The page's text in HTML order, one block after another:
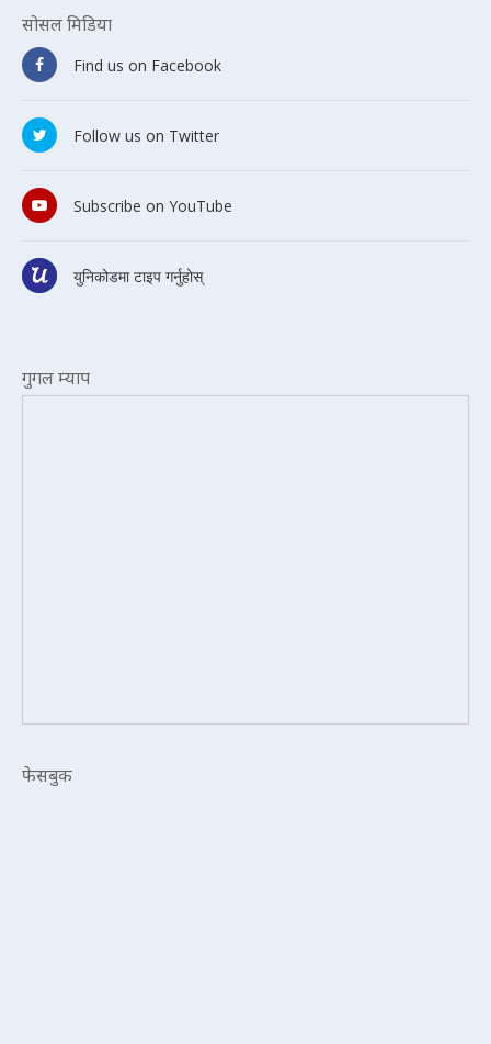
सोसल मिडिया
Find us on Facebook
Follow us on Twitter
Subscribe on YouTube
युनिकोडमा टाइप गर्नुहोस्
गुगल म्याप
फेसबुक